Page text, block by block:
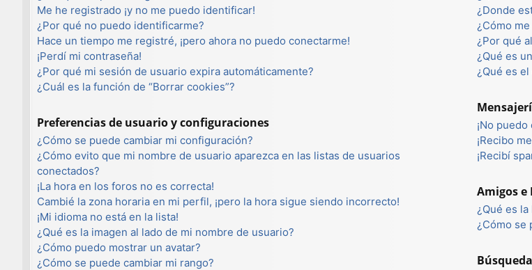
Me he registrado ¡y no me puedo identificar!
¿Por qué no puedo identificarme?
Hace un tiempo me registré, ¡pero ahora no puedo conectarme!
¡Perdí mi contraseña!
¿Por qué mi sesión de usuario expira automáticamente?
¿Cuál es la función de “Borrar cookies”?
Preferencias de usuario y configuraciones
¿Cómo se puede cambiar mi configuración?
¿Cómo evito que mi nombre de usuario aparezca en las listas de usuarios
conectados?
¡La hora en los foros no es correcta!
Cambié la zona horaria en mi perfil, ¡pero la hora sigue siendo incorrecto!
¡Mi idioma no está en la lista!
¿Qué es la imagen al lado de mi nombre de usuario?
¿Cómo puedo mostrar un avatar?
¿Cómo se puede cambiar mi rango?
¿Donde
¿Cómo
¿Por qué
¿Qué es
¿Qué es el
¡No
¡Recibo
¡Recibí
Amigos e
¿Qué es
¿Cómo se